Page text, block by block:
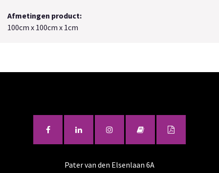
Afmetingen product:
100cm x 100cm x 1cm
Pater van den Elsenlaan 6A